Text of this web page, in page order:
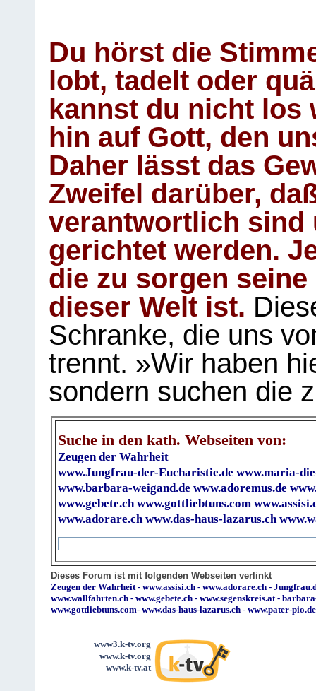
Du hörst die
lobt, tadelt oder
kannst du nicht los
hin auf Gott, den
Daher lässt das
Zweifel darüber,
verantwortlich sind
gerichtet werden.
die zu sorgen
dieser Welt ist.
Schranke, die uns
trennt. »Wir haben
sondern suchen die
Suche in den kath. Webseiten von:
Zeugen der Wahrheit
www.Jungfrau-der-Eucharistie.de www.maria-
www.barbara-weigand.de www.adoremus.de
www.gebete.ch www.gottliebtuns.com
www.adorare.ch www.das-haus-lazarus.ch
Dieses Forum ist mit folgenden Webseiten verlinkt
Zeugen der Wahrheit- www.assisi.ch - www.adorare.ch -
www.wallfahrten.ch - www.gebete.ch - www.segenskreis.at-
www.gottliebtuns.com- www.das-haus-lazarus.ch - www.pater-pio.de
www3.k-tv.org
www.k-tv.org
www.k-tv.at